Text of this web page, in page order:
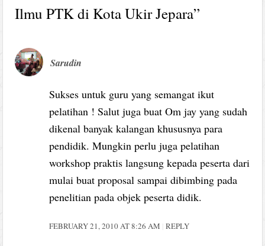
Ilmu PTK di Kota Ukir Jepara”
Sarudin
Sukses untuk guru yang semangat ikut
pelatihan ! Salut juga buat Om jay yang sudah
dikenal banyak kalangan khususnya para
pendidik. Mungkin perlu juga pelatihan
workshop praktis langsung kepada peserta dari
mulai buat proposal sampai dibimbing pada
penelitian pada objek peserta didik.
FEBRUARY 21, 2010 AT 8:26 AM REPLY